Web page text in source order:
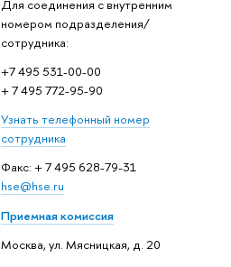
Для соединения с внутренним
номером подразделения/
сотрудника:
+7 495 531-00-00
+ 7 495 772-95-90
Узнать телефонный номер
сотрудника
Факс: + 7 495 628-79-31
hse@hse.ru
Приемная комиссия
Москва, ул. Мясницкая, д. 20